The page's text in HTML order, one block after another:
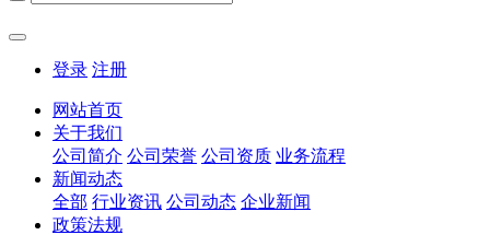
登录 注册
网站首页
关于我们
公司简介 公司荣誉 公司资质 业务流程
新闻动态
全部 行业资讯 公司动态 企业新闻
政策法规